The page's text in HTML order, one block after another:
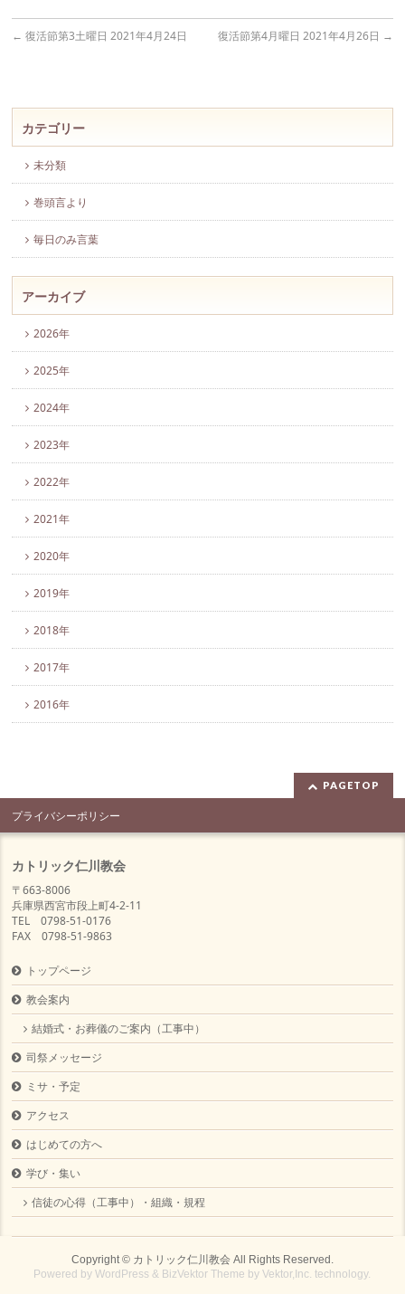
← 復活節第3土曜日 2021年4月24日 復活節第4月曜日 2021年4月26日 →
カテゴリー
未分類
巻頭言より
毎日のみ言葉
アーカイブ
2026年
2025年
2024年
2023年
2022年
2021年
2020年
2019年
2018年
2017年
2016年
PAGETOP
プライバシーポリシー
カトリック仁川教会
〒663-8006
兵庫県西宮市段上町4-2-11
TEL 0798-51-0176
FAX 0798-51-9863
トップページ
教会案内
結婚式・お葬儀のご案内（工事中）
司祭メッセージ
ミサ・予定
アクセス
はじめての方へ
学び・集い
信徒の心得（工事中）・組織・規程
Copyright © カトリック仁川教会All Rights Reserved.
Powered byWordPress & BizVektor Theme byVektor,Inc. technology.